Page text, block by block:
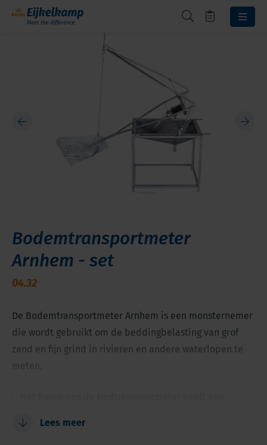
Bodemtransportmeter
Arnhem - set
04.32
De Bodemtransportmeter Arnhem is een monsternemer
die wordt gebruikt om de beddingbelasting van grof
zand en fijn grind in rivieren en andere waterlopen te
meten.
Wordt gebruikt voor het meten van de bedbelasting
Lees meer